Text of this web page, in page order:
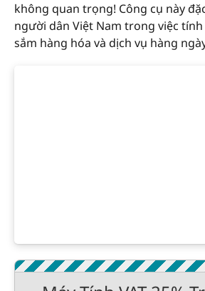
không quan trọng! Công cụ này
người dân Việt Nam trong việc
sắm hàng hóa và dịch vụ hàng